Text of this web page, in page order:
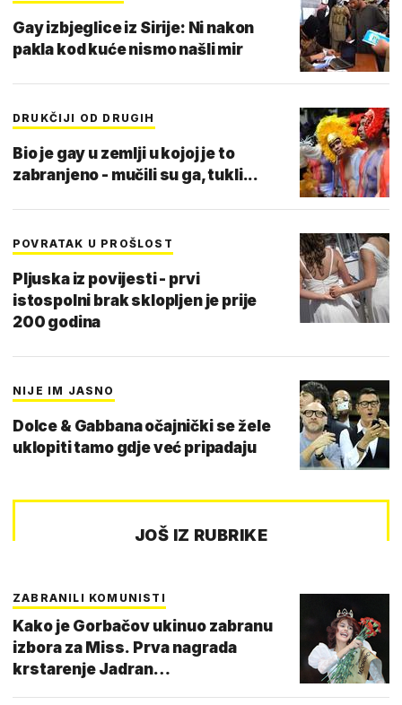
Gay izbjeglice iz Sirije: Ni nakon
pakla kod kuće nismo našli mir
DRUKČIJI OD DRUGIH
Bio je gay u zemlji u kojoj je to
zabranjeno - mučili su ga, tukli...
POVRATAK U PROŠLOST
Pljuska iz povijesti - prvi
istospolni brak sklopljen je prije
200 godina
NIJE IM JASNO
Dolce & Gabbana očajnički se žele
uklopiti tamo gdje već pripadaju
JOŠ IZ RUBRIKE
ZABRANILI KOMUNISTI
Kako je Gorbačov ukinuo zabranu
izbora za Miss. Prva nagrada
krstarenje Jadran…